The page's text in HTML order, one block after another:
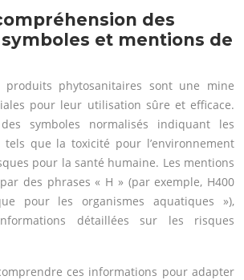
des
et mentions de
produits phytosanitaires sont une mine
pour leur utilisation sûre et efficace.
symboles normalisés indiquant les
tels que la toxicité pour l’environnement
pour la santé humaine. Les mentions
des phrases « H » (par exemple, H400
pour les organismes aquatiques »),
détaillées sur les risques
ces informations pour adapter